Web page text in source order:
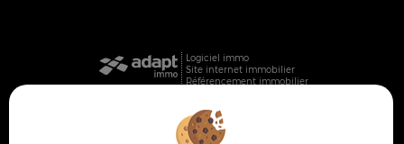
Logiciel immo
Site internet immobilier
Référencement immobilier